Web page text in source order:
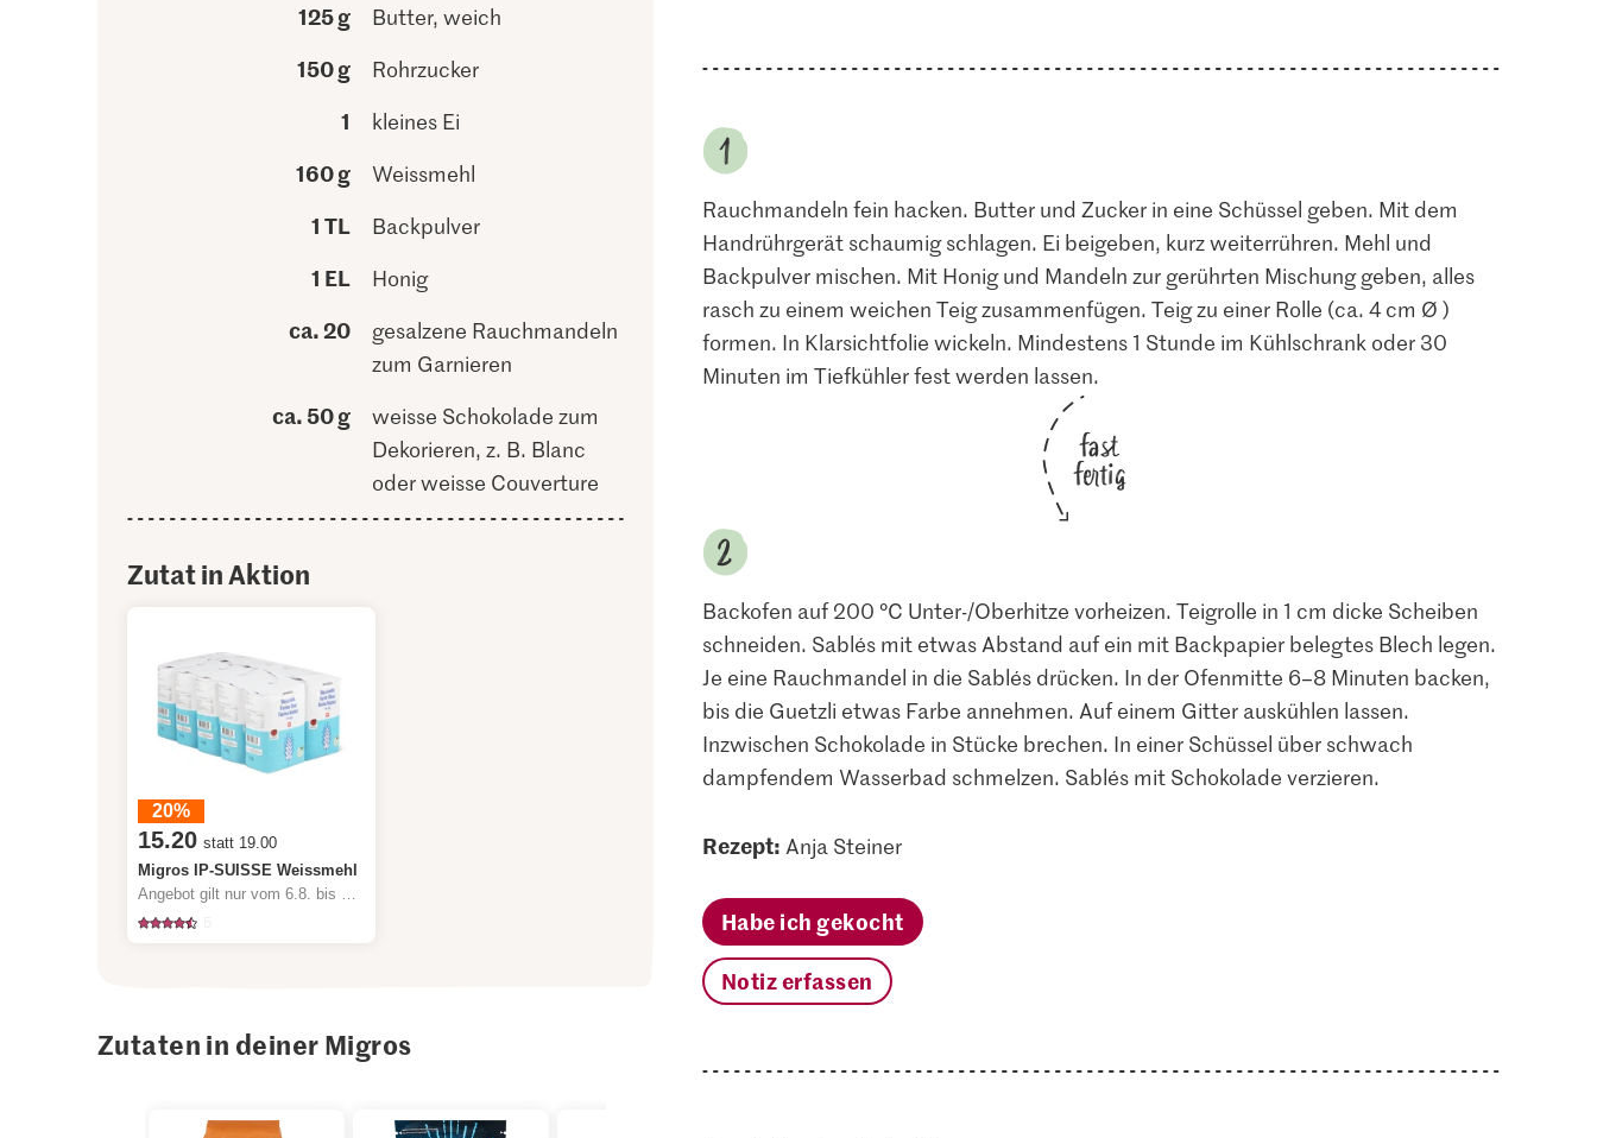
125 g Butter, weich
150 g Rohrzucker
1 kleines Ei
160 g Weissmehl
1 TL Backpulver
1 EL Honig
ca. 20
gesalzene Rauchmandeln
zum Garnieren
ca. 50 g
weisse Schokolade zum
Dekorieren, z. B. Blanc
oder weisse Couverture
Zutat in Aktion
20%
15.20 statt 19.00
Migros IP-SUISSE Weissmehl
Zutaten in deiner Migros
Rauchmandeln fein hacken. Butter und Zucker in eine Schüssel geben. Mit dem
Handrührgerät schaumig schlagen. Ei beigeben, kurz weiterrühren. Mehl und
Backpulver mischen. Mit Honig und Mandeln zur gerührten Mischung geben, alles
rasch zu einem weichen Teig zusammenfügen. Teig zu einer Rolle (ca. 4 cm Ø )
formen. In Klarsichtfolie wickeln. Mindestens 1 Stunde im Kühlschrank oder 30
Minuten im Tiefkühler fest werden lassen.
fast
fertig
Backofen auf 200 °C Unter-/Oberhitze vorheizen. Teigrolle in 1 cm dicke Scheiben
schneiden. Sablés mit etwas Abstand auf ein mit Backpapier belegtes Blech legen.
Je eine Rauchmandel in die Sablés drücken. In der Ofenmitte 6–8 Minuten backen,
bis die Guetzli etwas Farbe annehmen. Auf einem Gitter auskühlen lassen.
Inzwischen Schokolade in Stücke brechen. In einer Schüssel über schwach
dampfendem Wasserbad schmelzen. Sablés mit Schokolade verzieren.
Rezept: Anja Steiner
Habe ich gekocht
Notiz erfassen